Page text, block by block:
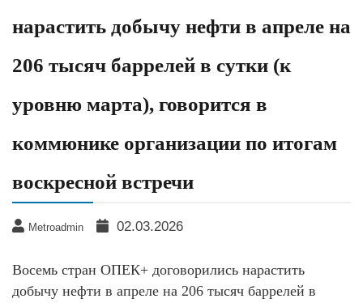
нарастить добычу нефти в апреле на
206 тысяч баррелей в сутки (к
уровню марта), говорится в
коммюнике организации по итогам
воскресной встречи
Metroadmin 02.03.2026
Восемь стран ОПЕК+ договорились нарастить
добычу нефти в апреле на 206 тысяч баррелей в